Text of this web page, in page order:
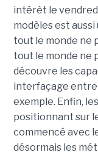
intérêt le
modèles est aussi
tout le monde ne
tout le monde ne
découvre les
interfaçage entre
exemple. Enfin,
positionnant sur
commencé avec
désormais les